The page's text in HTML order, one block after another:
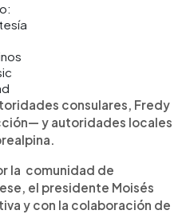
consulares, Fredy
y autoridades locales
la comunidad de
el presidente Moisés
y con la colaboración de